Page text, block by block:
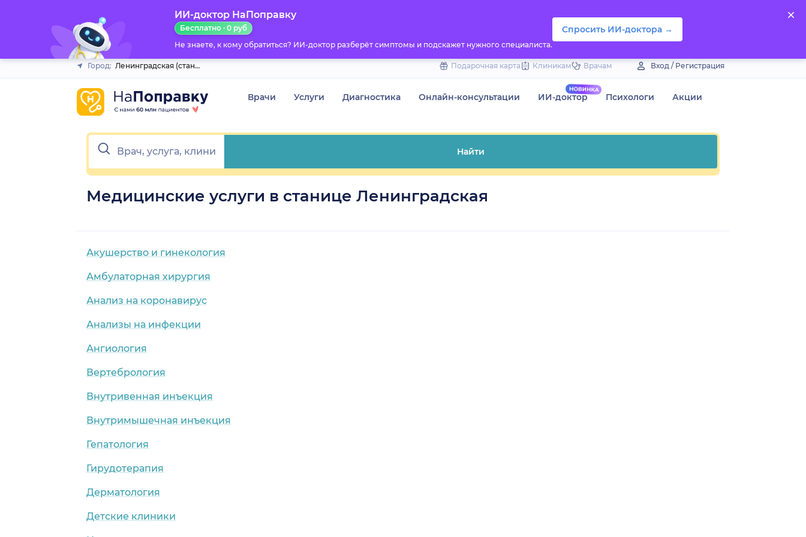
ИИ-доктор НаПоправку
Бесплатно · 0 руб
Не знаете, к кому обратиться? ИИ-доктор разберёт симптомы и подскажет нужного специалиста.
Спросить ИИ-доктора →
Город: Ленинградская (станица) Подарочная карта Клиникам Врачам Вход / Регистрация
Врачи Услуги Диагностика Онлайн-консультации ИИ-доктор Психологи Акции
Найти
Медицинские услуги в станице Ленинградская
Акушерство и гинекология
Амбулаторная хирургия
Анализ на коронавирус
Анализы на инфекции
Ангиология
Вертебрология
Внутривенная инъекция
Внутримышечная инъекция
Гепатология
Гирудотерапия
Дерматология
Детские клиники